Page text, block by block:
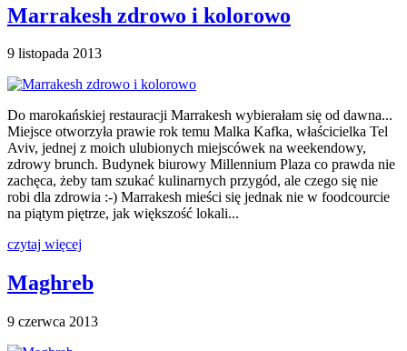
Marrakesh zdrowo i kolorowo
9 listopada 2013
Do marokańskiej restauracji Marrakesh wybierałam się od dawna...
Miejsce otworzyła prawie rok temu Malka Kafka, właścicielka Tel
Aviv, jednej z moich ulubionych miejscówek na weekendowy,
zdrowy brunch. Budynek biurowy Millennium Plaza co prawda nie
zachęca, żeby tam szukać kulinarnych przygód, ale czego się nie
robi dla zdrowia :-) Marrakesh mieści się jednak nie w foodcourcie
na piątym piętrze, jak większość lokali...
czytaj więcej
Maghreb
9 czerwca 2013